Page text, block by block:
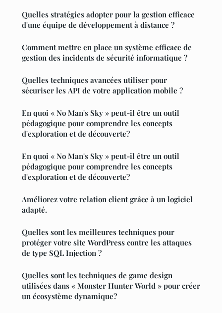
Quelles stratégies adopter pour la gestion efficace
d'une équipe de développement à distance ?
Comment mettre en place un système efficace de
gestion des incidents de sécurité informatique ?
Quelles techniques avancées utiliser pour
sécuriser les API de votre application mobile ?
En quoi « No Man's Sky » peut-il être un outil
pédagogique pour comprendre les concepts
d'exploration et de découverte?
En quoi « No Man's Sky » peut-il être un outil
pédagogique pour comprendre les concepts
d'exploration et de découverte?
Améliorez votre relation client grâce à un logiciel
adapté.
Quelles sont les meilleures techniques pour
protéger votre site WordPress contre les attaques
de type SQL Injection ?
Quelles sont les techniques de game design
utilisées dans « Monster Hunter World » pour créer
un écosystème dynamique?